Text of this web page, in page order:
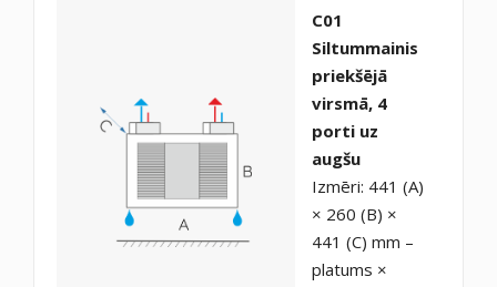
C01
Siltummainis
priekšējā
virsmā, 4
porti uz
augšu
Izmēri: 441 (A)
× 260 (B) ×
441 (C) mm –
platums ×